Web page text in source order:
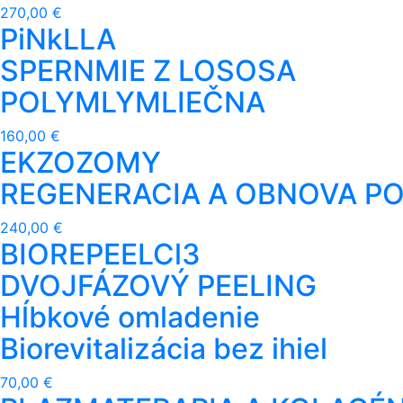
270,00 €
PiNkLLA
SPERNMIE Z LOSOSA
POLYMLYMLIEČNA
160,00 €
EKZOZOMY
REGENERACIA A OBNOVA
240,00 €
BIOREPEELCl3
DVOJFÁZOVÝ PEELING
Hĺbkové omladenie
Biorevitalizácia bez ihiel
70,00 €